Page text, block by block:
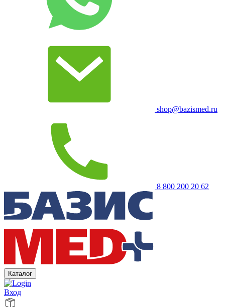
shop@bazismed.ru
8 800 200 20 62
Каталог
Вход